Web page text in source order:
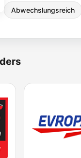
Abwechslungsreich